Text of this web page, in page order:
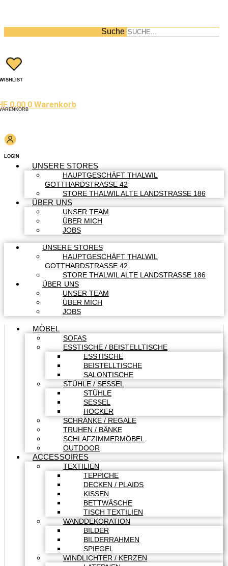
Suche
WISHLIST
0.00 0 Warenkorb
LOGIN
UNSERE STORES
HAUPTGESCHÄFT THALWIL
GOTTHARDSTRASSE 42
STORE THALWIL ALTE LANDSTRASSE 186
ÜBER UNS
UNSER TEAM
ÜBER MICH
JOBS
UNSERE STORES
HAUPTGESCHÄFT THALWIL
GOTTHARDSTRASSE 42
STORE THALWIL ALTE LANDSTRASSE 186
ÜBER UNS
UNSER TEAM
ÜBER MICH
JOBS
MÖBEL
SOFAS
ESSTISCHE / BEISTELLTISCHE
ESSTISCHE
BEISTELLTISCHE
SALONTISCHE
STÜHLE / SESSEL
STÜHLE
SESSEL
HOCKER
SCHRÄNKE / REGALE
TRUHEN / BÄNKE
SCHLAFZIMMERMÖBEL
OUTDOOR
ACCESSOIRES
TEXTILIEN
TEPPICHE
DECKEN / PLAIDS
KISSEN
BETTWÄSCHE
TISCH TEXTILIEN
WANDDEKORATION
BILDER
BILDERRAHMEN
SPIEGEL
WINDLICHTER / KERZEN